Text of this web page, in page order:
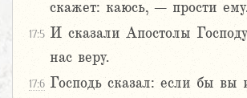
скажет: каюсь, – прости
17:5 И сказали Апостолы
нас веру.
17:6 Господь сказал: если бы вы